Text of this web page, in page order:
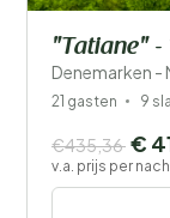
"Tatiane" -
Denemarken -
21 gasten 9
€435,36 €
v.a. prijs per